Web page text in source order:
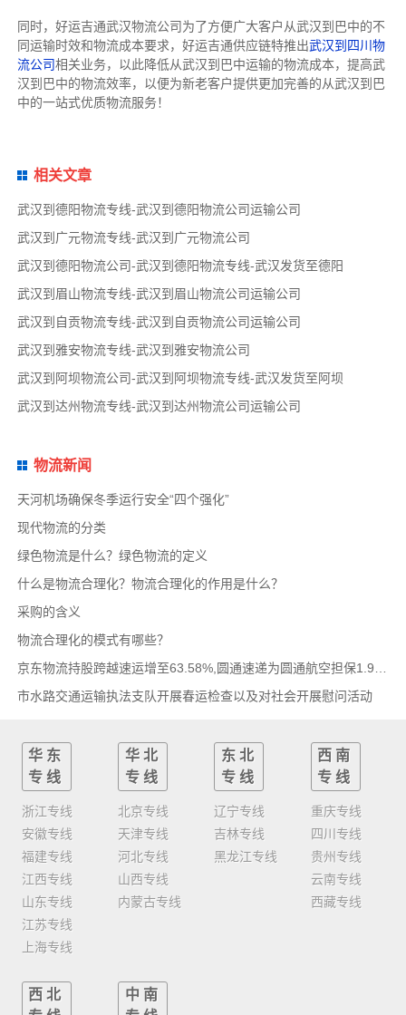
同时，好运吉通武汉物流公司为了方便广大客户从武汉到巴中的不
同运输时效和物流成本要求，好运吉通供应链特推出武汉到四川物
流公司相关业务，以此降低从武汉到巴中运输的物流成本，提高武
汉到巴中的物流效率，以便为新老客户提供更加完善的从武汉到巴
中的一站式优质物流服务！
相关文章
武汉到德阳物流专线-武汉到德阳物流公司运输公司
武汉到广元物流专线-武汉到广元物流公司
武汉到德阳物流公司-武汉到德阳物流专线-武汉发货至德阳
武汉到眉山物流专线-武汉到眉山物流公司运输公司
武汉到自贡物流专线-武汉到自贡物流公司运输公司
武汉到雅安物流专线-武汉到雅安物流公司
武汉到阿坝物流公司-武汉到阿坝物流专线-武汉发货至阿坝
武汉到达州物流专线-武汉到达州物流公司运输公司
物流新闻
天河机场确保冬季运行安全“四个强化”
现代物流的分类
绿色物流是什么？绿色物流的定义
什么是物流合理化？物流合理化的作用是什么？
采购的含义
物流合理化的模式有哪些？
市水路交通运输执法支队开展春运检查以及对社会开展慰问活动
华东
专线
浙江专线
安徽专线
福建专线
江西专线
山东专线
江苏专线
上海专线
华北
专线
北京专线
天津专线
河北专线
山西专线
内蒙古专线
东北
专线
辽宁专线
吉林专线
黑龙江专线
西南
专线
重庆专线
四川专线
贵州专线
云南专线
西藏专线
西北
中南